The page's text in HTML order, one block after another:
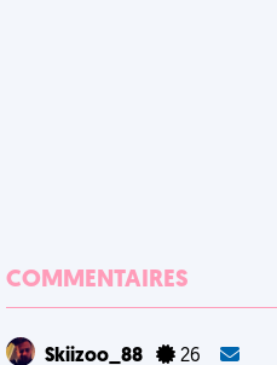
COMMENTAIRES
Skiizoo_88 26